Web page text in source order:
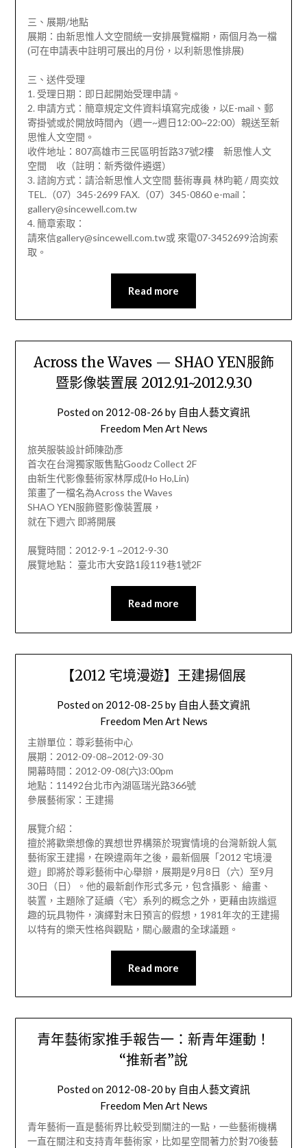
三、展期/地點
展期：由新思惟人文空間統一安排展覽檔期，兩個月為一檔
(可在申請表中註明可展出的月份，以利新思惟排展)
三、送件受理
1. 受理日期：即日起開始受理申請。
2. 申請方式：簡章規定文件資料填寫完成後，以E-mail、郵
寄掛號或於開放時間內（週一~週日12:00~22:00）親送至新
思惟人文空間。
收件地址：807高雄市三民區明哲路37號2樓 新思惟人文
空間 收（註明：新秀徵件遴選）
3. 諮詢方式：請洽新思惟人文空間 藝術專員 林昀範 / 周奕妏
TEL.（07）345-2699 FAX.（07）345-0860 e-mail：
gallery@sincewell.com.tw
4. 簡章索取：
請來信gallery@sincewell.com.tw或 來電07-3452699洽詢索
取。
Read more
Across the Waves — SHAO YEN服飾
暨影像裝置展 2012.9.1~2012.9.30
Posted on 2012-08-26 by 自由人藝文資訊
Freedom Men Art News
旅英服裝設計師陳劭彥
首次在台灣獨家販售點Goodz Collect 2F
由新生代影像藝術家林厚成(Ho Ho,Lin)
策畫了一檔名為Across the Waves
SHAO YEN服飾暨影像裝置展，
就在下週六 即將開展
展覽時間：2012-9-1 ~2012-9-30
展覽地點： 臺北市大安路1段119巷1號2F
Read more
【2012 宅境漫遊】王建揚個展
Posted on 2012-08-25 by 自由人藝文資訊
Freedom Men Art News
主辦單位：尊彩藝術中心
展期：2012-09-08~2012-09-30
開幕時間：2012-09-08(六)3:00pm
地點：11492台北市內湖區瑞光路366號
參展藝術家：王建揚
展覽介紹：
擅於將歡樂想像的異想世界構築於現實情境的台灣新銳人氣
藝術家王建揚，在睽違兩年之後，最新個展「2012 宅境漫
遊」即將於尊彩藝術中心舉辦，展期是9月8日（六）至9月
30日（日）。他的最新創作形式多元，包含攝影、 繪畫、
裝置，主題除了延續〈宅〉系列的概念之外，更藉由詼諧逗
趣的玩具物件，演繹對末日預言的假想，1981年次的王建揚
以特有的樂天性格與觀點，關心嚴肅的全球議題。
Read more
青年藝術家推手報告一：新青年運動！
“推新者”說
Posted on 2012-08-20 by 自由人藝文資訊
Freedom Men Art News
青年藝術一直是藝術界比較受到關注的一點，一些藝術機構
一直在關注和支持青年藝術家，比如星空間著力於對70後藝